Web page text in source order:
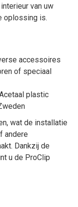
van uw
oplossing is.
accessoires
of speciaal
plastic
wat de installatie
andere
Dankzij de
u de ProClip